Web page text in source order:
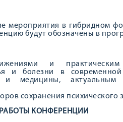
мероприятия в гибридном
будут обозначены в
и
и болезни в современной
и медицины,
сохранения психического
КОНФЕРЕНЦИИ